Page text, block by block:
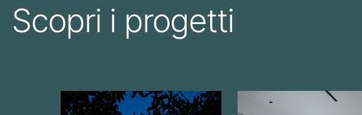
Scopri i progetti